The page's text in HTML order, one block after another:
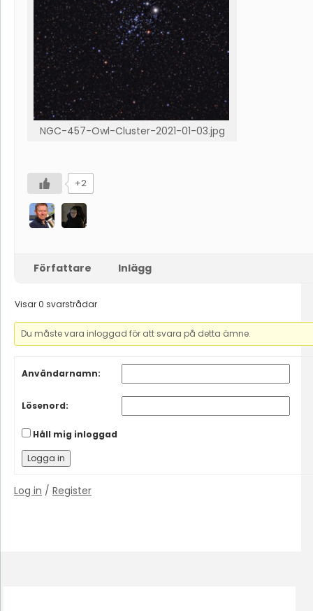
NGC-457-Owl-Cluster-2021-01-03.jpg
+2
Författare Inlägg
Visar 0 svarstrådar
Du måste vara inloggad för att svara på detta ämne.
Användarnamn:
Lösenord:
Håll mig inloggad
Logga in
Log in / Register